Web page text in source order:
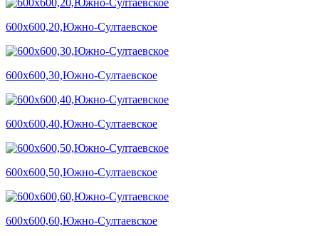
600х600,20,Южно-Султаевское
600х600,30,Южно-Султаевское
600х600,40,Южно-Султаевское
600х600,50,Южно-Султаевское
600х600,60,Южно-Султаевское